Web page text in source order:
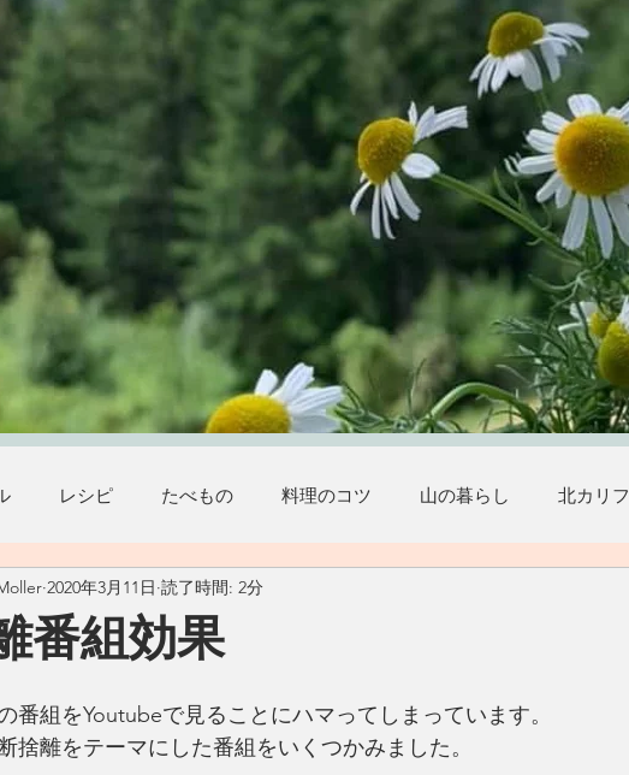
レシピ たべもの 料理のコツ 山の暮らし 北カリ
精進料理 おうちごはん
番組効果
2020年3月11日 読了時間: 2分
番組をYoutubeで見ることにハマってしまっています。
捨離をテーマにした番組をいくつかみました。